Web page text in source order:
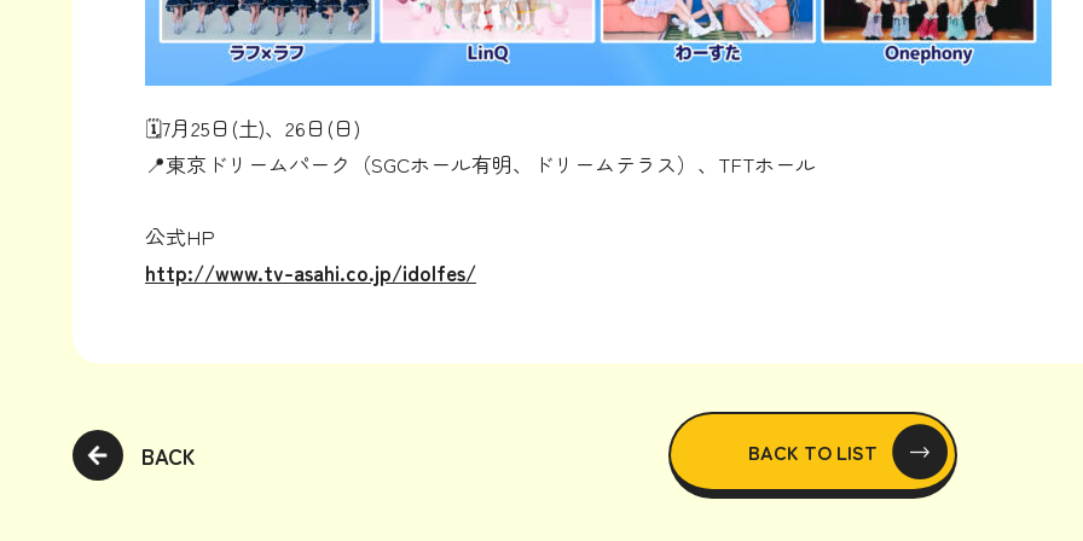
🗓️7月25日(土)、26日(日)
📍東京ドリームパーク（SGCホール有明、ドリームテラス）、TFTホール
公式HP
http://www.tv-asahi.co.jp/idolfes/
BACK BACK TO LIST